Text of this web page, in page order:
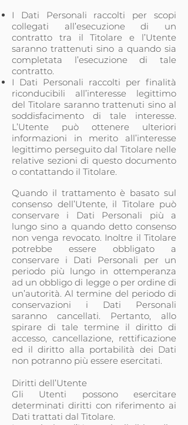
I Dati Personali raccolti per scopi
collegati all’esecuzione di un
contratto tra il Titolare e l’Utente
saranno trattenuti sino a quando sia
completata l’esecuzione di tale
contratto.
I Dati Personali raccolti per finalità
riconducibili all’interesse legittimo
del Titolare saranno trattenuti sino al
soddisfacimento di tale interesse.
L’Utente può ottenere ulteriori
informazioni in merito all’interesse
legittimo perseguito dal Titolare nelle
relative sezioni di questo documento
o contattando il Titolare.
Quando il trattamento è basato sul
consenso dell’Utente, il Titolare può
conservare i Dati Personali più a
lungo sino a quando detto consenso
non venga revocato. Inoltre il Titolare
potrebbe essere obbligato a
conservare i Dati Personali per un
periodo più lungo in ottemperanza
ad un obbligo di legge o per ordine di
un’autorità. Al termine del periodo di
conservazioni i Dati Personali
saranno cancellati. Pertanto, allo
spirare di tale termine il diritto di
accesso, cancellazione, rettificazione
ed il diritto alla portabilità dei Dati
non potranno più essere esercitati.
Diritti dell’Utente
Gli Utenti possono esercitare
determinati diritti con riferimento ai
Dati trattati dal Titolare.